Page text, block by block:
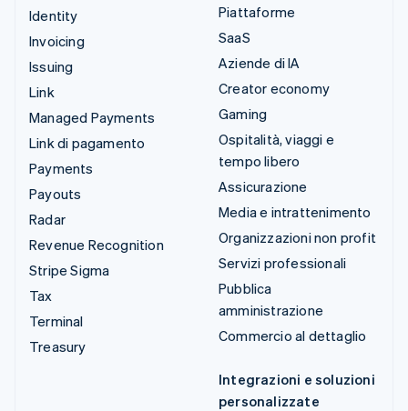
Identity
Invoicing
Issuing
Link
Managed Payments
Link di pagamento
Payments
Payouts
Radar
Revenue Recognition
Stripe Sigma
Tax
Terminal
Treasury
Piattaforme
SaaS
Aziende di IA
Creator economy
Gaming
Ospitalità, viaggi e
tempo libero
Assicurazione
Media e intrattenimento
Organizzazioni non profit
Servizi professionali
Pubblica
amministrazione
Commercio al dettaglio
Integrazioni e soluzioni
personalizzate